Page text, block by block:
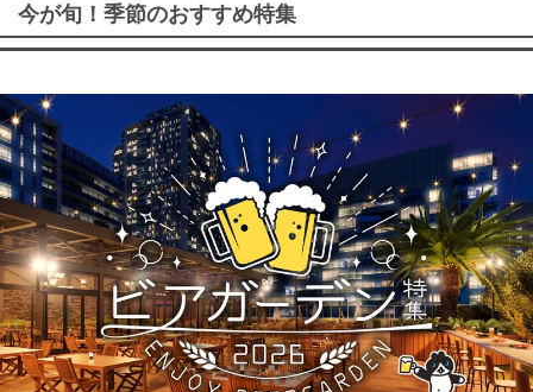
今が旬！季節のおすすめ特集